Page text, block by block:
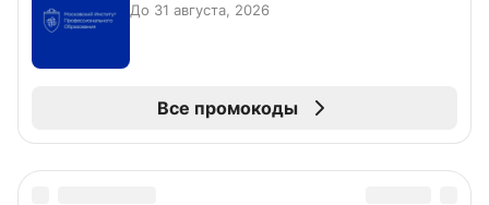
До 31 августа, 2026
Все промокоды